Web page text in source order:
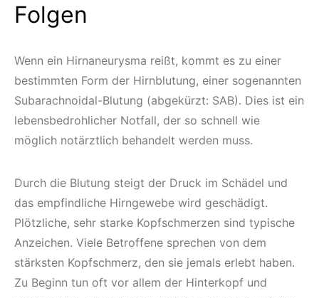
Folgen
Wenn ein Hirnaneurysma reißt, kommt es zu einer
bestimmten Form der Hirnblutung, einer sogenannten
Subarachnoidal-Blutung (abgekürzt: SAB). Dies ist ein
lebensbedrohlicher Notfall, der so schnell wie
möglich notärztlich behandelt werden muss.
Durch die Blutung steigt der Druck im Schädel und
das empfindliche Hirngewebe wird geschädigt.
Plötzliche, sehr starke Kopfschmerzen sind typische
Anzeichen. Viele Betroffene sprechen von dem
stärksten Kopfschmerz, den sie jemals erlebt haben.
Zu Beginn tun oft vor allem der Hinterkopf und